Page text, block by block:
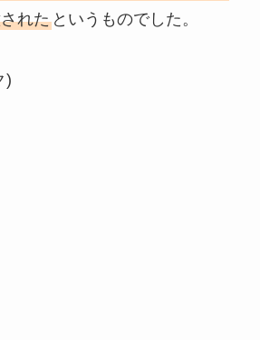
れたというものでした。
)